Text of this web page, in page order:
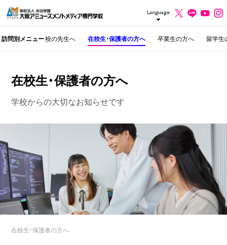
Language
訪問別メニュー
者の方へ 高校の先生へ 在校生・保護者の方へ 卒業生の方へ 留学生
在校生・保護者の方へ
学校からの大切なお知らせです
在校生・保護者の方へ